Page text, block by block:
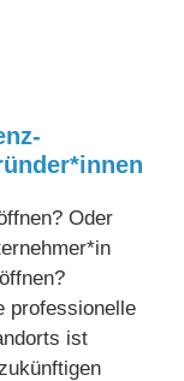
Oder
professionelle
ist